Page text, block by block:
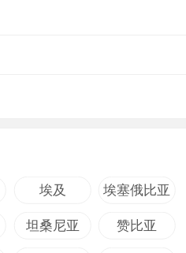
埃及 埃塞俄比亚
坦桑尼亚 赞比亚